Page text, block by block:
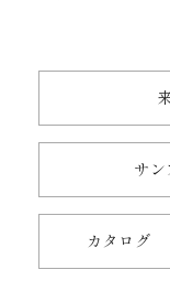
サン
カタログ